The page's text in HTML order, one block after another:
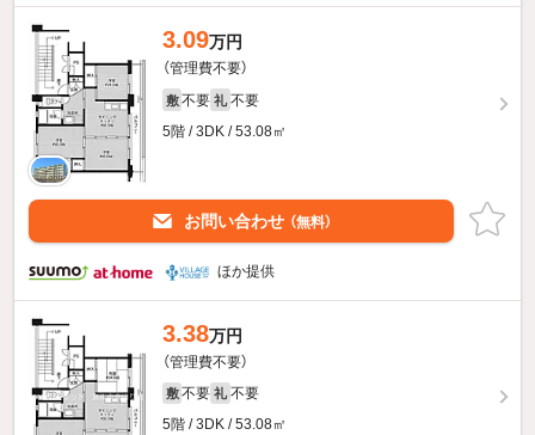
3.09万円
（管理費不要）
敷 不要 礼 不要
5階 / 3DK / 53.08㎡
お問い合わせ （無料）
ほか提供
3.38万円
（管理費不要）
敷 不要 礼 不要
5階 / 3DK / 53.08㎡